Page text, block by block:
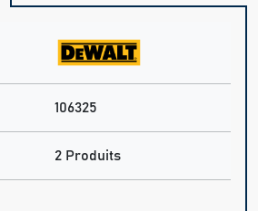
106325
2 Produits